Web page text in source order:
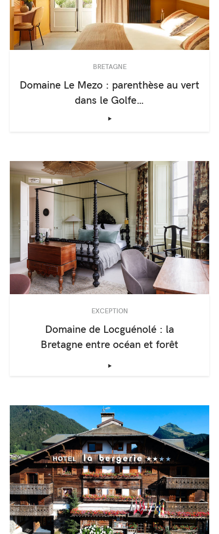
BRETAGNE
Domaine Le Mezo : parenthèse au vert
dans le Golfe…
‣
EXCEPTION
Domaine de Locguénolé : la
Bretagne entre océan et forêt
‣